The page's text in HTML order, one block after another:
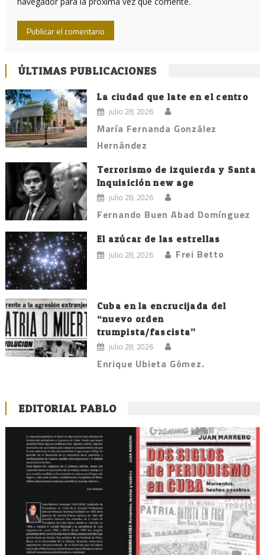
ÚLTIMAS PUBLICACIONES
La ciudad que late en el centro
julio 28, 2026
María Fernanda González
Hernández
Terrorismo de izquierda y Santa
Inquisición new age
julio 28, 2026
Fernando Buen Abad Domínguez
El azúcar de las estrellas
julio 28, 2026 Frei Betto
Cuba en la encrucijada del
“nuevo orden
trumpista/fascista”
julio 28, 2026
Enrique Ubieta Gómez.
EDITORIAL PABLO